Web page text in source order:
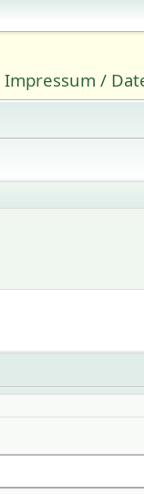
Impressum /